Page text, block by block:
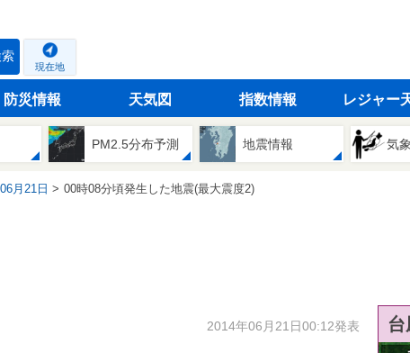
現在地
防災情報 天気図 指数情報 レジャー
PM2.5分布予測 地震情報 気
月21日 00時08分頃発生した地震(最大震度2)
2014年06月21日00:12発表